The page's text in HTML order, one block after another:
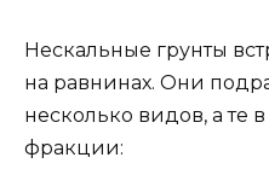
Нескальные грунты
на равнинах. Они
несколько видов, а те
фракции: